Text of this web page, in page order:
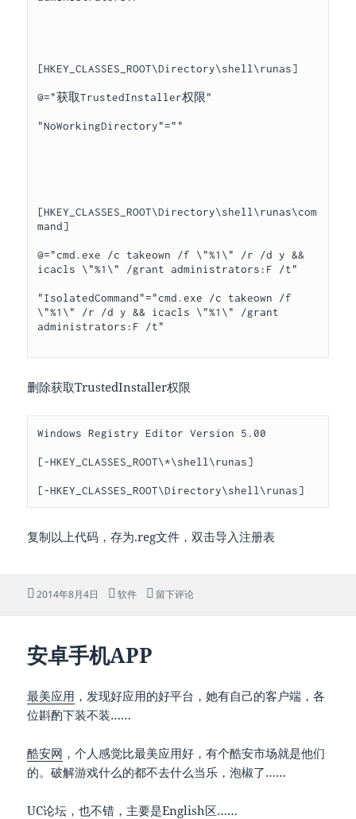
[HKEY_CLASSES_ROOT\Directory\shell\runas]
@="获取TrustedInstaller权限"
"NoWorkingDirectory"=""
[HKEY_CLASSES_ROOT\Directory\shell\runas\com
mand]
@="cmd.exe /c takeown /f \"%1\" /r /d y &&
icacls \"%1\" /grant administrators:F /t"
"IsolatedCommand"="cmd.exe /c takeown /f
\"%1\" /r /d y && icacls \"%1\" /grant
administrators:F /t"
删除获取TrustedInstaller权限
Windows Registry Editor Version 5.00
[-HKEY_CLASSES_ROOT\*\shell\runas]
复制以上代码，存为.reg文件，双击导入注册表
发
2014年8月4日
分
软件 于右键添加常用功能
留下评论
安卓手机APP
最美应用 ，发现好应用的好平台，她有自己的客户端，各
位斟酌下装不装……
酷安网 ，个人感觉比最美应用好，有个酷安市场就是他们
的。破解游戏什么的都不去什么当乐，泡椒了……
UC论坛，也不错，主要是English区……